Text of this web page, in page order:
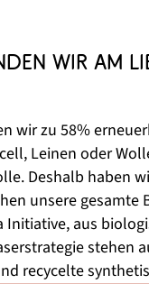
wir am
wir zu 58%
Leinen oder
Deshalb haben
unsere
aus
stehen
recycelte